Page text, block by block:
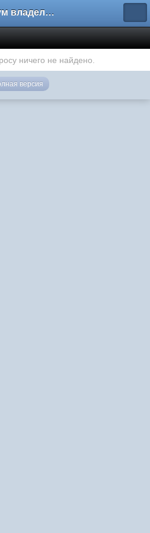
Форум владельцев интернет-магазинов
ничего не найдено.
версия